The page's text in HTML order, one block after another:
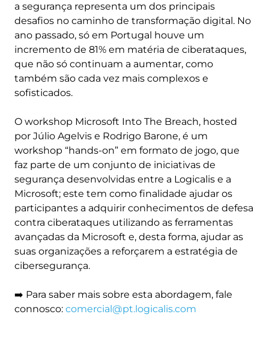
a segurança representa um dos principais
desafios no caminho de transformação digital. No
ano passado, só em Portugal houve um
incremento de 81% em matéria de ciberataques,
que não só continuam a aumentar, como
também são cada vez mais complexos e
sofisticados.
O workshop Microsoft Into The Breach, hosted
por Júlio Agelvis e Rodrigo Barone, é um
workshop “hands-on” em formato de jogo, que
faz parte de um conjunto de iniciativas de
segurança desenvolvidas entre a Logicalis e a
Microsoft; este tem como finalidade ajudar os
participantes a adquirir conhecimentos de defesa
contra ciberataques utilizando as ferramentas
avançadas da Microsoft e, desta forma, ajudar as
suas organizações a reforçarem a estratégia de
cibersegurança.
➡️ Para saber mais sobre esta abordagem, fale
connosco: comercial@pt.logicalis.com